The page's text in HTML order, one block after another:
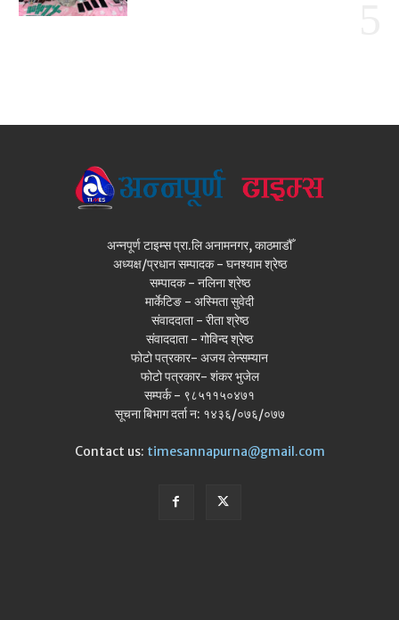
अन्नपूर्ण टाइम्स प्रा.लि अनामनगर, काठमाडौँ
अध्यक्ष/प्रधान सम्पादक - घनश्याम श्रेष्ठ
सम्पादक - नलिना श्रेष्ठ
मार्केटिङ - अस्मिता सुवेदी
संवाददाता - रीता श्रेष्ठ
संवाददाता - गोविन्द श्रेष्ठ
फोटो पत्रकार- अजय लेन्सम्यान
फोटो पत्रकार- शंकर भुजेल
सम्पर्क - ९८५११५०४७१
सूचना बिभाग दर्ता न: १४३६/०७६/०७७
Contact us: timesannapurna@gmail.com